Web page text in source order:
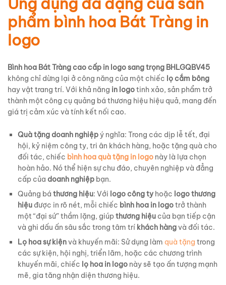
phẩm bình hoa Bát Tràng in
logo
Bình hoa Bát Tràng cao cấp in logo sang trọng BHLGQBV45
không chỉ dừng lại ở công năng của một chiếc lọ cắm bông
hay vật trang trí. Với khả năng in logotinh xảo, sản phẩm trở
thành một công cụ quảng bá thương hiệu hiệu quả, mang đến
giá trị cảm xúc và tính kết nối cao.
Quà tặng doanh nghiệpý nghĩa: Trong các dịp lễ tết, đại
hội, kỷ niệm công ty, tri ân khách hàng, hoặc tặng quà cho
đối tác, chiếc bình hoa quà tặng in logo này là lựa chọn
hoàn hảo. Nó thể hiện sự chu đáo, chuyên nghiệp và đẳng
cấp của doanh nghiệp bạn.
Quảng bá thương hiệu: Với logo công ty hoặc logo thương
hiệu được in rõ nét, mỗi chiếc bình hoa in logotrở thành
một “đại sứ” thầm lặng, giúpthương hiệu của bạn tiếp cận
và ghi dấu ấn sâu sắc trong tâm trí khách hàngvà đối tác.
Lọ hoa sự kiệnvà khuyến mãi: Sử dụng làm quà tặng trong
các sự kiện, hội nghị, triển lãm, hoặc các chương trình
khuyến mãi, chiếc lọ hoa in logo này sẽ tạo ấn tượng mạnh
mẽ, gia tăng nhận diện thương hiệu.